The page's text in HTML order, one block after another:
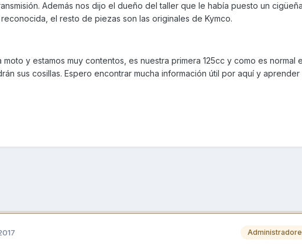
Además nos dijo el dueño del taller que le había puesto un
el resto de piezas son las originales de Kymco.
y estamos muy contentos, es nuestra primera 125cc y como es normal
sus cosillas. Espero encontrar mucha información útil por aquí y